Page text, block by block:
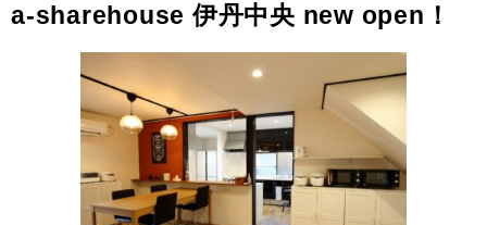
a-sharehouse 伊丹中央 new open！